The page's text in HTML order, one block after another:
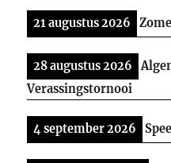
21 augustus 2026
28 augustus 2026
Verassingstornooi
4 september 2026